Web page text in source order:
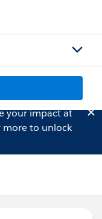
your impact at
to unlock